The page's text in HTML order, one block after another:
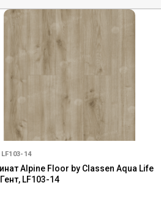
LF103-14
Alpine Floor by Classen Aqua Life
LF103-14